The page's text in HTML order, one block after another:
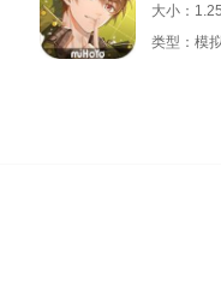
大小：
类型：模